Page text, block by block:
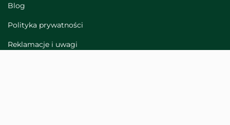
Blog
Polityka prywatności
Reklamacje i uwagi